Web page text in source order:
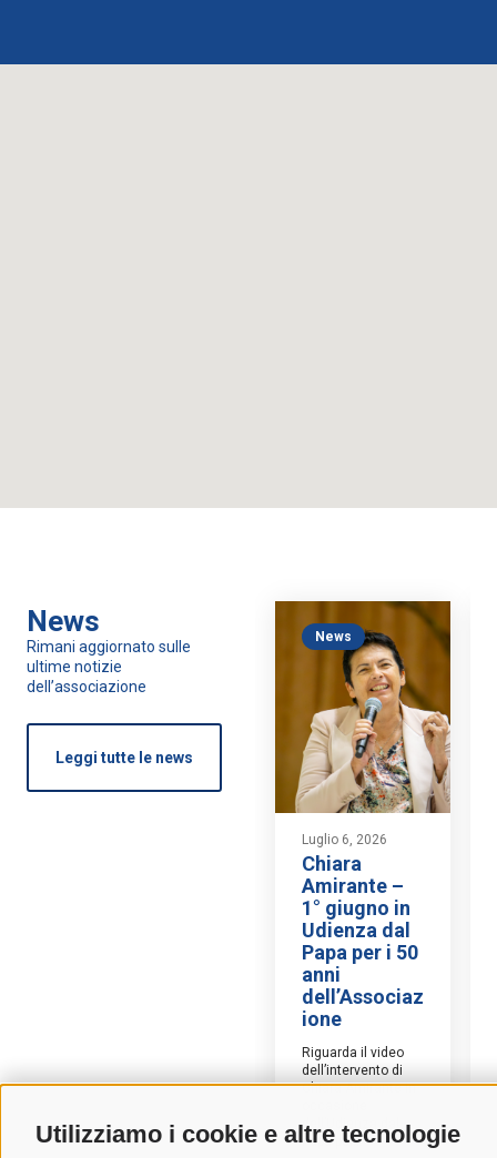
Utilizziamo i cookie e altre tecnologie
News
Rimani aggiornato sulle
ultime notizie
dell’associazione
Leggi tutte le news
News
Luglio 6, 2026
Chiara
Amirante –
1° giugno in
Udienza dal
Papa per i 50
anni
dell’Associaz
ione
Riguarda il video
dell’intervento di
Chiara Amirante in
dell’Udienza dal
Papa per...